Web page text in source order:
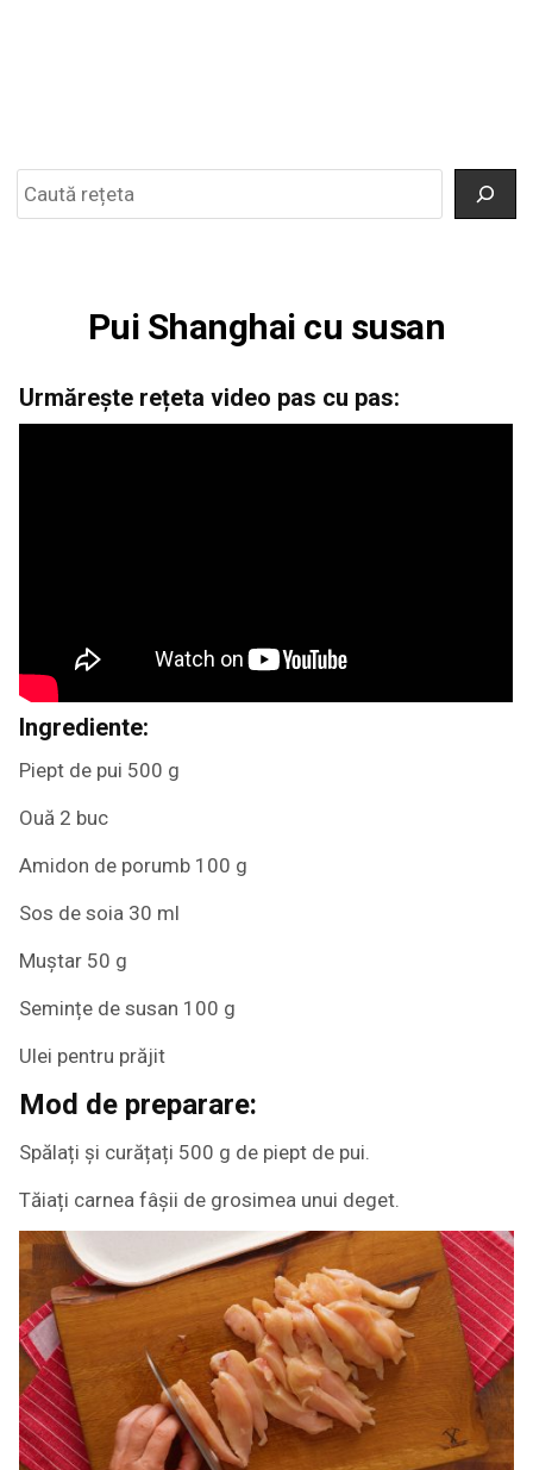
Pui Shanghai cu susan
Urmărește rețeta video pas cu pas:
Ingrediente:
Piept de pui 500 g
Ouă 2 buc
Amidon de porumb 100 g
Sos de soia 30 ml
Muștar 50 g
Semințe de susan 100 g
Ulei pentru prăjit
Mod de preparare:
Spălați și curățați 500 g de piept de pui.
Tăiați carnea fâșii de grosimea unui deget.